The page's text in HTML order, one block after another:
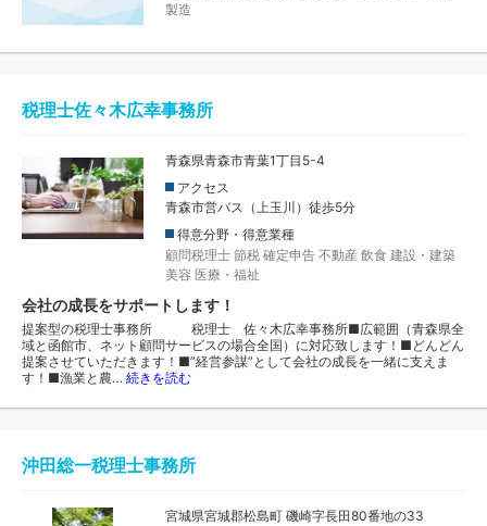
製造
税理士佐々木広幸事務所
青森県青森市青葉1丁目5-4
アクセス
青森市営バス（上玉川）徒歩5分
得意分野・得意業種
顧問税理士 節税 確定申告 不動産 飲食 建設・建築
美容 医療・福祉
会社の成長をサポートします！
提案型の税理士事務所 税理士 佐々木広幸事務所■広範囲（青森県全
域と函館市、ネット顧問サービスの場合全国）に対応致します！■どんどん
提案させていただきます！■”経営参謀”として会社の成長を一緒に支えま
す！■漁業と農… 続きを読む
沖田総一税理士事務所
宮城県宮城郡松島町 磯崎字長田80番地の33